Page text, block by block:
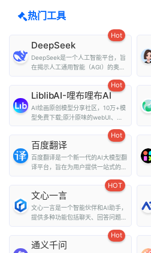
热门工具
Hot
DeepSeek
DeepSeek是一个人工智能平台，旨
在揭示人工通用智能（AGI）的奥
Hot
LiblibAI-哩布哩布AI
AI绘画原创模型分享社区，10万+模
型免费下载;原汁原味的webUI、
Hot
百度翻译
百度翻译是一个新一代的AI大模型翻
译平台，旨在为用户提供一站式的翻
HOT
文心一言
文心一言是一个智能伙伴和AI助手，
提供多种功能包括聊天、回答问题、
Hot
通义千问